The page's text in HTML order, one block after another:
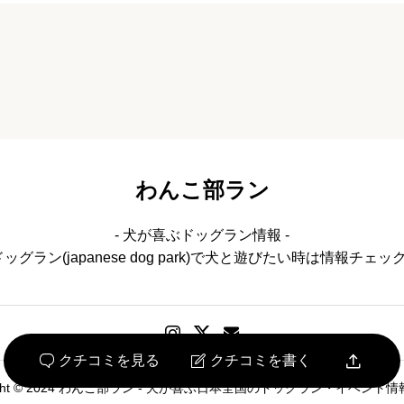
わんこ部ラン
- 犬が喜ぶドッグラン情報 -
ッグラン(japanese dog park)で犬と遊びたい時は情報チェッ
© 2024 わんこ部ラン - 犬が喜ぶ日本全国のドッグラン・イベント情
 クチコミを見る  クチコミを書く 